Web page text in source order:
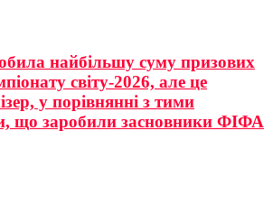
найбільшу суму призових
світу-2026, але це
у порівнянні з тими
що заробили засновники ФІФА